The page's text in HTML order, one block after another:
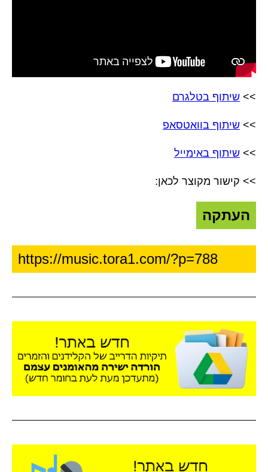
>> שיתוף בטלגרם
>> שיתוף בוואטסאפ
>> שיתוף באימייל
>> קישור מקוצר לכאן:
העתקה